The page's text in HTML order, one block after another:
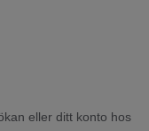
eller ditt konto hos